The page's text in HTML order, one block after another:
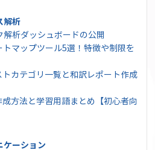
解析
析ダッシュボードの公開
マップツール5選！特徴や制限を
カテゴリ一覧と和訳レポート作成
方法と学習用語まとめ【初心者向
ケーション